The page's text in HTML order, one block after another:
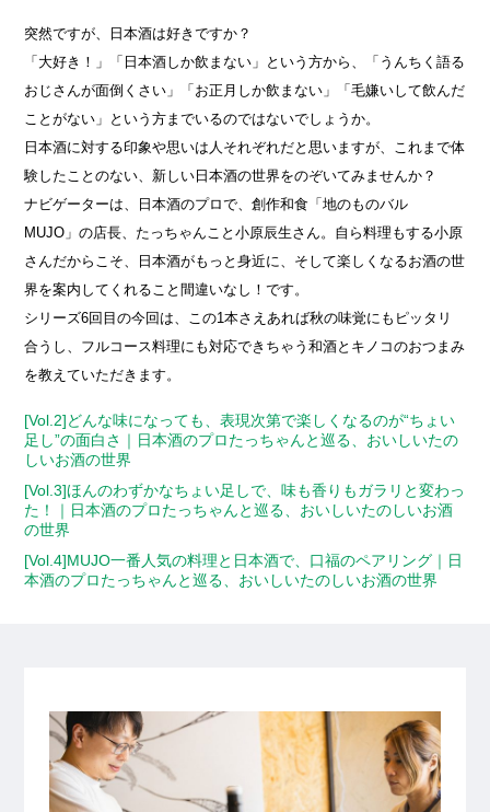
突然ですが、日本酒は好きですか？
「大好き！」「日本酒しか飲まない」という方から、「うんちく語る
おじさんが面倒くさい」「お正月しか飲まない」「毛嫌いして飲んだ
ことがない」という方までいるのではないでしょうか。
日本酒に対する印象や思いは人それぞれだと思いますが、これまで体
験したことのない、新しい日本酒の世界をのぞいてみませんか？
ナビゲーターは、日本酒のプロで、創作和食「地のものバル
MUJO」の店長、たっちゃんこと小原辰生さん。自ら料理もする小原
さんだからこそ、日本酒がもっと身近に、そして楽しくなるお酒の世
界を案内してくれること間違いなし！です。
シリーズ6回目の今回は、この1本さえあれば秋の味覚にもピッタリ
合うし、フルコース料理にも対応できちゃう和酒とキノコのおつまみ
を教えていただきます。
[Vol.2]どんな味になっても、表現次第で楽しくなるのが“ちょい
足し”の面白さ｜日本酒のプロたっちゃんと巡る、おいしいたの
しいお酒の世界
[Vol.3]ほんのわずかなちょい足しで、味も香りもガラリと変わっ
た！｜日本酒のプロたっちゃんと巡る、おいしいたのしいお酒
の世界
[Vol.4]MUJO一番人気の料理と日本酒で、口福のペアリング｜日
本酒のプロたっちゃんと巡る、おいしいたのしいお酒の世界